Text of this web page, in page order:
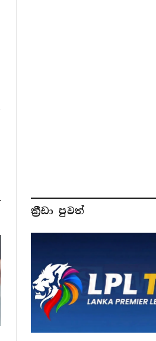
ක්‍රීඩා පුවත්